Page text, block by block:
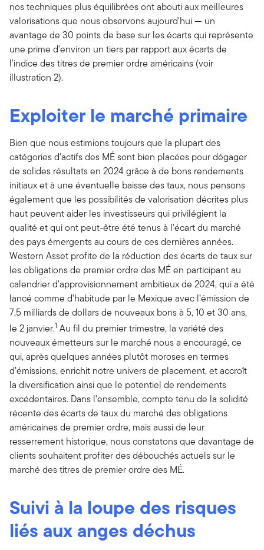
nos techniques plus équilibrées ont abouti aux meilleures
valorisations que nous observons aujourd'hui — un
avantage de 30 points de base sur les écarts qui représente
une prime d'environ un tiers par rapport aux écarts de
l'indice des titres de premier ordre américains (voir
illustration 2).
Exploiter le marché primaire
Bien que nous estimions toujours que la plupart des
catégories d'actifs des MÉ sont bien placées pour dégager
de solides résultats en 2024 grâce à de bons rendements
initiaux et à une éventuelle baisse des taux, nous pensons
également que les possibilités de valorisation décrites plus
haut peuvent aider les investisseurs qui privilégient la
qualité et qui ont peut-être été tenus à l'écart du marché
des pays émergents au cours de ces dernières années.
Western Asset profite de la réduction des écarts de taux sur
les obligations de premier ordre des MÉ en participant au
calendrier d'approvisionnement ambitieux de 2024, qui a été
lancé comme d'habitude par le Mexique avec l’émission de
7,5 milliards de dollars de nouveaux bons à 5, 10 et 30 ans,
le 2 janvier.1 Au fil du premier trimestre, la variété des
nouveaux émetteurs sur le marché nous a encouragé, ce
qui, après quelques années plutôt moroses en termes
d’émissions, enrichit notre univers de placement, et accroît
la diversification ainsi que le potentiel de rendements
excédentaires. Dans l'ensemble, compte tenu de la solidité
récente des écarts de taux du marché des obligations
américaines de premier ordre, mais aussi de leur
resserrement historique, nous constatons que davantage de
clients souhaitent profiter des débouchés actuels sur le
marché des titres de premier ordre des MÉ.
Suivi à la loupe des risques
liés aux anges déchus